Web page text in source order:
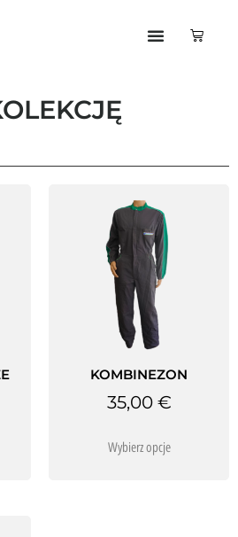
KOMBINEZON
35,00 €
Wybierz opcje